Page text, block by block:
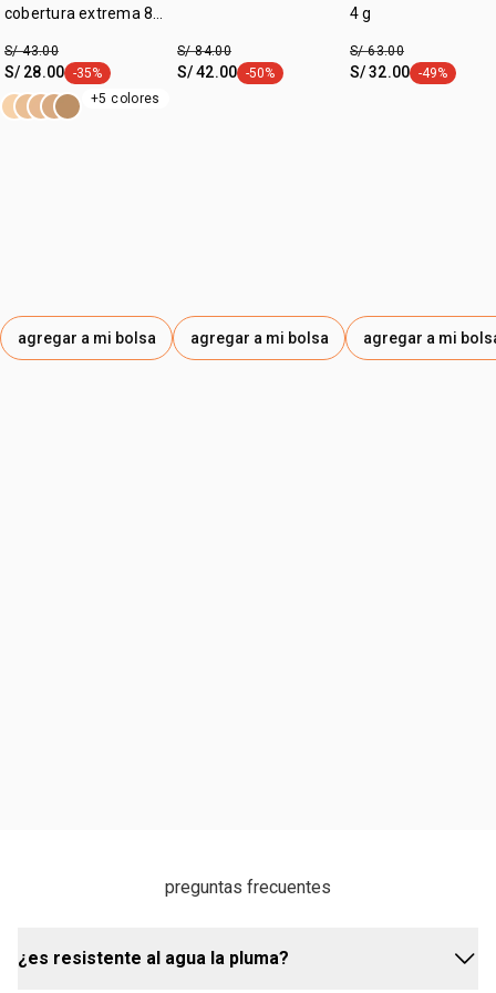
de 24 horas sin correrse;
• libre de fragancia.
cobertura extrema 8
S/ 43.00
S/ 28.00 etiqueta -35%
-35%
+5 colores
agregar a mi bolsa
S/ 84.00
S/ 42.00 etiqueta -50%
-50%
agregar a mi bolsa
4 g
S/ 63.00
S/ 32.00 etiqueta -
-49%
agregar a mi
preguntas frecuentes
¿es resistente al agua la pluma?